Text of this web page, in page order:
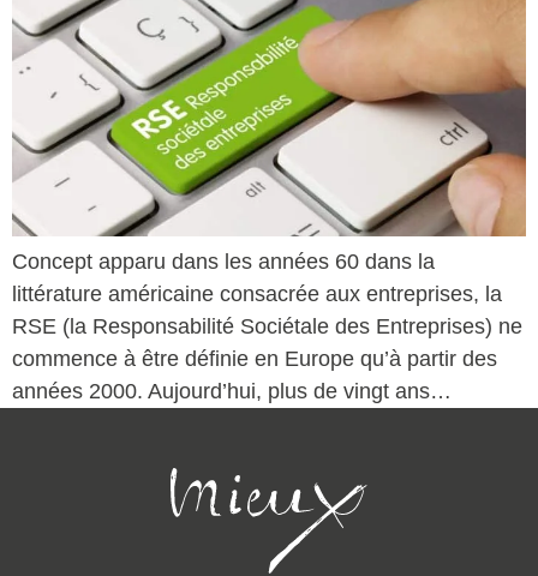
Concept apparu dans les années 60 dans la
littérature américaine consacrée aux entreprises, la
RSE (la Responsabilité Sociétale des Entreprises) ne
commence à être définie en Europe qu’à partir des
années 2000. Aujourd’hui, plus de vingt ans…